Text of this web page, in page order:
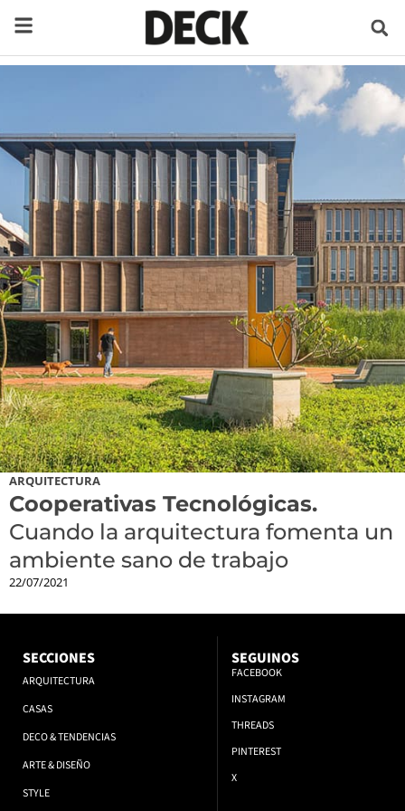
ARQUITECTURA
Cooperativas Tecnológicas.
Cuando la arquitectura fomenta un
ambiente sano de trabajo
22/07/2021
SECCIONES
ARQUITECTURA
CASAS
DECO & TENDENCIAS
ARTE & DISEÑO
STYLE
SEGUINOS
FACEBOOK
INSTAGRAM
THREADS
PINTEREST
X